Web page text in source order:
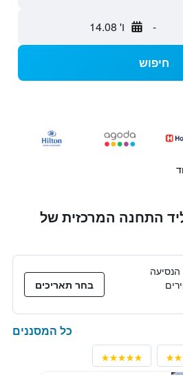
- ו' 14.08
חיפוש
ליד התחנה המרכזית של
הנסיעה
בחר תאריכים
כל המסננים